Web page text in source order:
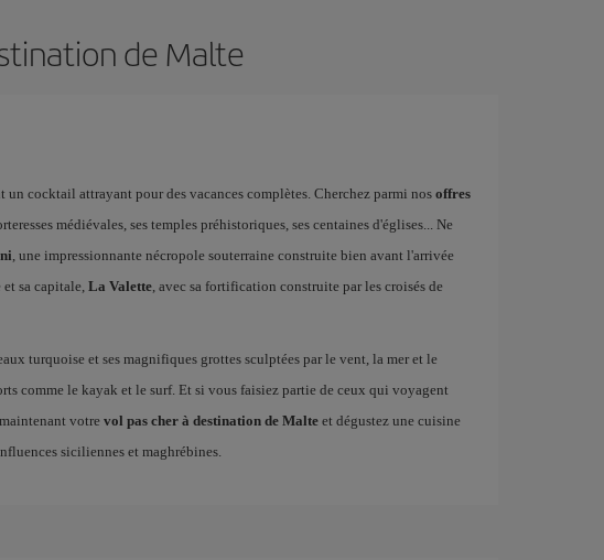
de Malte
cocktail attrayant pour des vacances complètes. Cherchez parmi nos offres
médiévales, ses temples préhistoriques, ses centaines d'églises... Ne
, une impressionnante nécropole souterraine construite bien avant l'arrivée
et sa capitale, La Valette, avec sa fortification construite par les croisés de
turquoise et ses magnifiques grottes sculptées par le vent, la mer et le
comme le kayak et le surf. Et si vous faisiez partie de ceux qui voyagent
votre vol pas cher à destination de Malteet dégustez une cuisine
siciliennes et maghrébines.